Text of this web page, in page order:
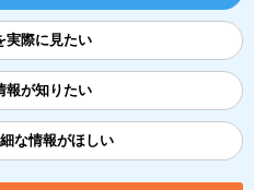
実際に見たい
報が知りたい
な情報がほしい